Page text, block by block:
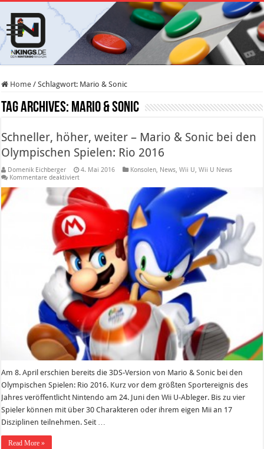
Home / Schlagwort: Mario & Sonic
Tag Archives: Mario & Sonic
Schneller, höher, weiter – Mario & Sonic bei den
Olympischen Spielen: Rio 2016
Domenik Eichberger 4. Mai 2016 Konsolen, News,Wii U,Wii U News
Kommentare deaktiviertfür
höher,
weiter
–
Mario
&
Sonic
bei
den
Olympischen
Spielen:
Rio
2016
Am 8. April erschien bereits die 3DS-Version von Mario & Sonic bei den
Olympischen Spielen: Rio 2016. Kurz vor dem größten Sportereignis des
Jahres veröffentlicht Nintendo am 24. Juni den Wii U-Ableger. Bis zu vier
Spieler können mit über 30 Charakteren oder ihrem eigen Mii an 17
Disziplinen teilnehmen. Seit …
Read More »